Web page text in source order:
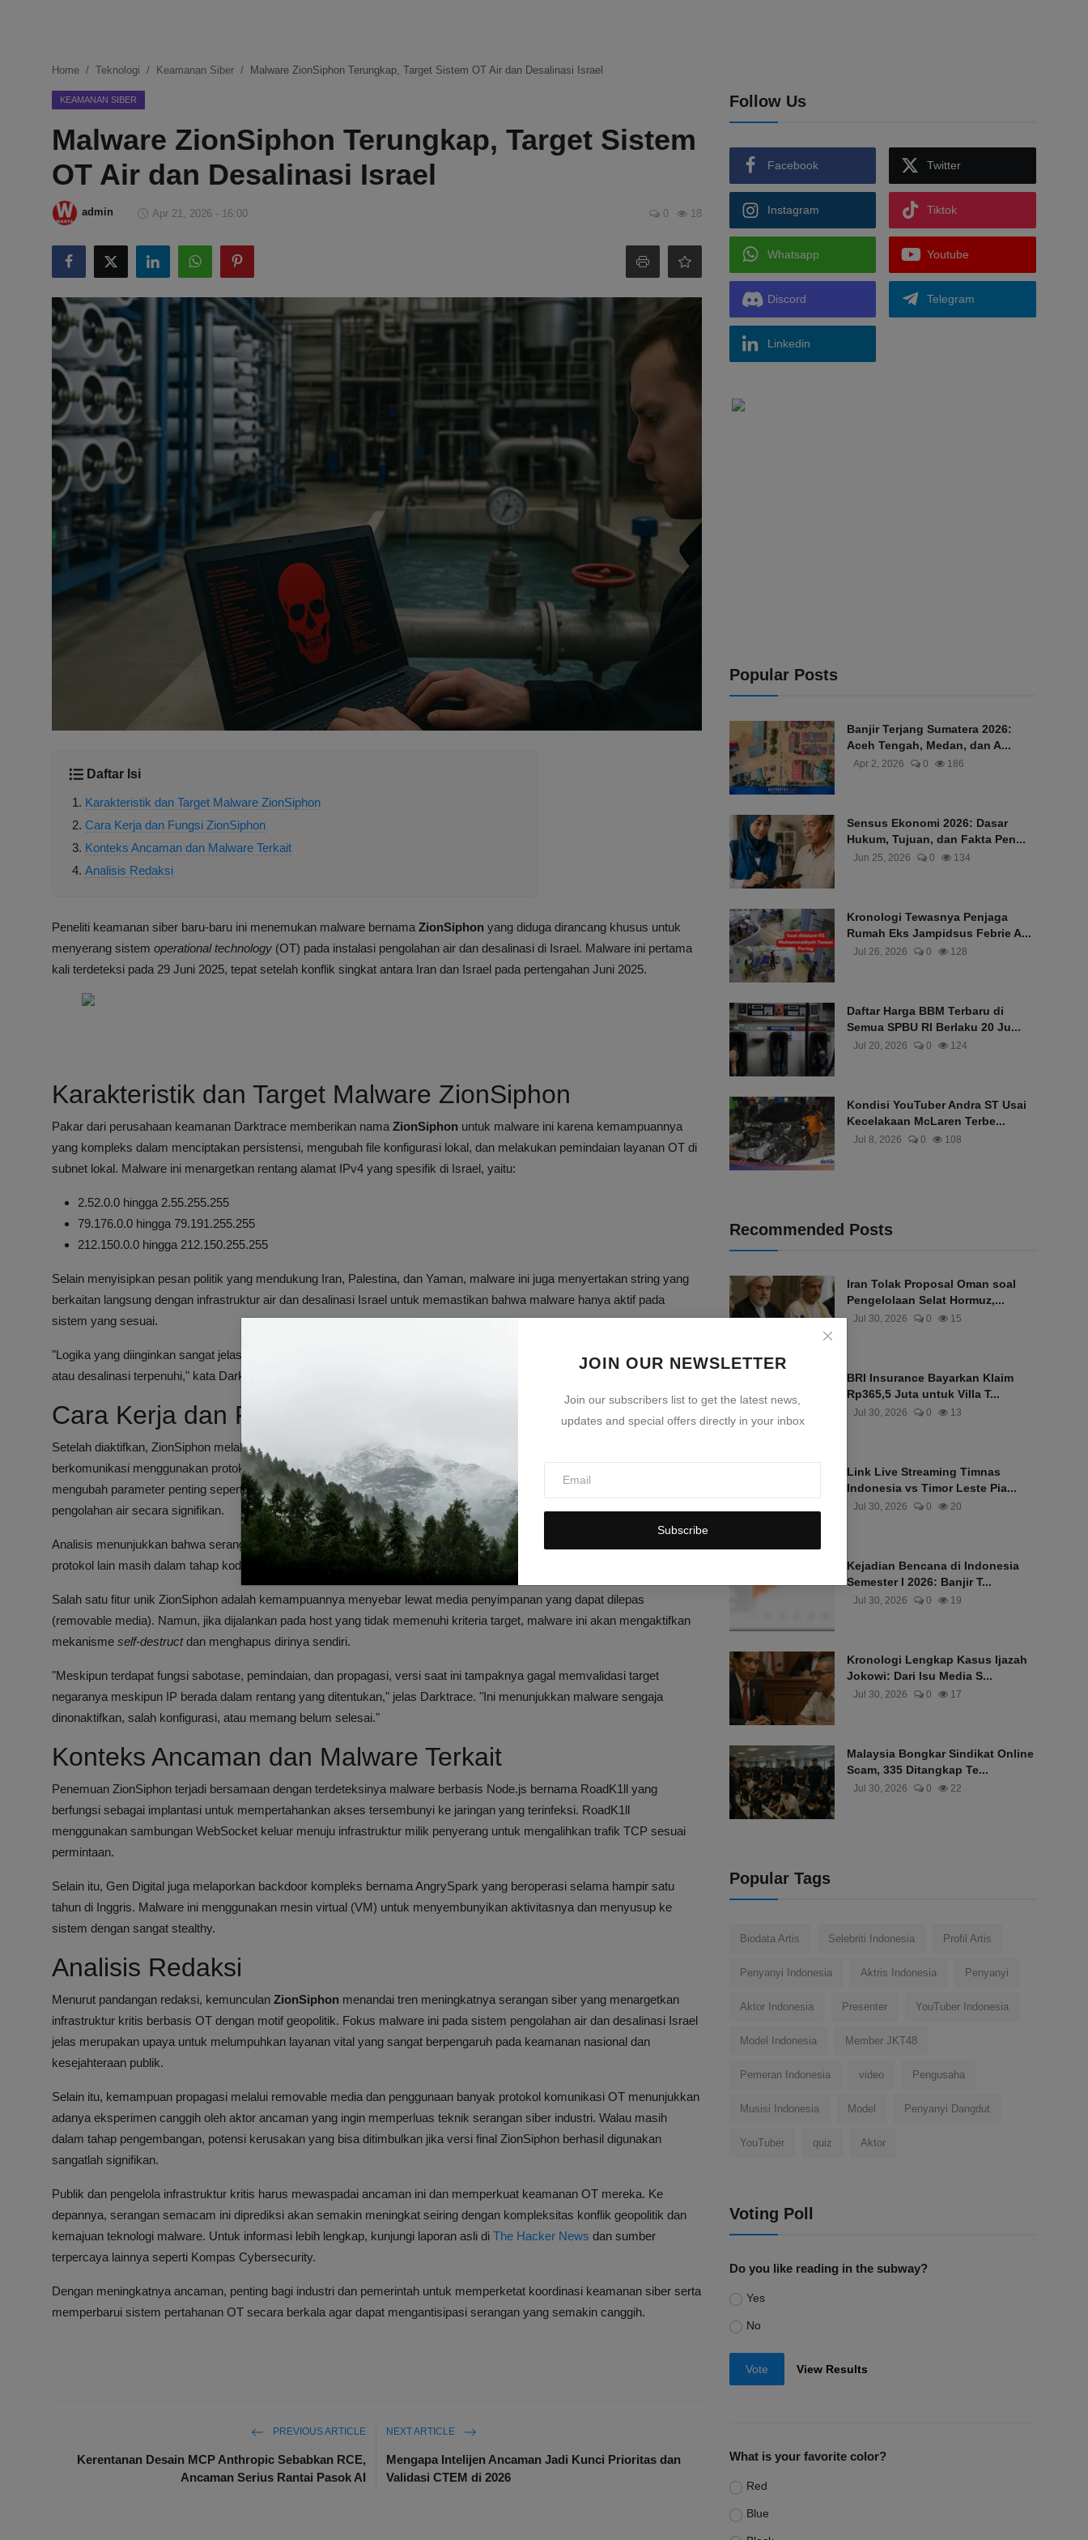
Ekonomi
Internasional
Teknologi
Hiburan
Kesehatan
JOIN OUR NEWSLETTER
Join our subscribers list to get the latest news,
updates and special offers directly in your inbox
Subscribe
Home Teknologi Keamanan Siber Malware ZionSiphon Terungkap, Target Sistem OT Air dan Desalinasi Israel
KEAMANAN SIBER
Malware ZionSiphon Terungkap, Target Sistem
OT Air dan Desalinasi Israel
admin Apr 21, 2026 - 16:00 0 18
Daftar Isi
Karakteristik dan Target Malware ZionSiphon
Cara Kerja dan Fungsi ZionSiphon
Konteks Ancaman dan Malware Terkait
Analisis Redaksi
Peneliti keamanan siber baru-baru ini menemukan malware bernama ZionSiphon yang diduga dirancang khusus untuk
menyerang sistem operational technology (OT) pada instalasi pengolahan air dan desalinasi di Israel. Malware ini pertama
kali terdeteksi pada 29 Juni 2025, tepat setelah konflik singkat antara Iran dan Israel pada pertengahan Juni 2025.
Karakteristik dan Target Malware ZionSiphon
Pakar dari perusahaan keamanan Darktrace memberikan nama ZionSiphon untuk malware ini karena kemampuannya
yang kompleks dalam menciptakan persistensi, mengubah file konfigurasi lokal, dan melakukan pemindaian layanan OT di
subnet lokal. Malware ini menargetkan rentang alamat IPv4 yang spesifik di Israel, yaitu:
2.52.0.0 hingga 2.55.255.255
79.176.0.0 hingga 79.191.255.255
212.150.0.0 hingga 212.150.255.255
Selain menyisipkan pesan politik yang mendukung Iran, Palestina, dan Yaman, malware ini juga menyertakan string yang
berkaitan langsung dengan infrastruktur air dan desalinasi Israel untuk memastikan bahwa malware hanya aktif pada
sistem yang sesuai.
"Logika yang diinginkan sangat jelas: payload hanya aktif ketika kondisi geografis dan lingkungan terkait pengolahan air
atau desalinasi terpenuhi," kata Darktrace.
Cara Kerja dan Fungsi ZionSiphon
Setelah diaktifkan, ZionSiphon melakukan identifikasi dan pemindaian perangkat di subnet lokal. Malware mencoba
berkomunikasi menggunakan protokol Modbus, DNP3, dan S7comm yang umum digunakan dalam sistem industri. Ia juga
mengubah parameter penting seperti dosis klorin dan tekanan pada konfigurasi lokal, yang dapat mengganggu operasi
pengolahan air secara signifikan.
Analisis menunjukkan bahwa serangan yang berbasis Modbus merupakan yang paling berkembang, sementara dua
protokol lain masih dalam tahap kode yang belum selesai, menandakan malware ini masih dalam pengembangan.
Salah satu fitur unik ZionSiphon adalah kemampuannya menyebar lewat media penyimpanan yang dapat dilepas
(removable media). Namun, jika dijalankan pada host yang tidak memenuhi kriteria target, malware ini akan mengaktifkan
mekanisme self-destructdan menghapus dirinya sendiri.
"Meskipun terdapat fungsi sabotase, pemindaian, dan propagasi, versi saat ini tampaknya gagal memvalidasi target
negaranya meskipun IP berada dalam rentang yang ditentukan," jelas Darktrace. "Ini menunjukkan malware sengaja
dinonaktifkan, salah konfigurasi, atau memang belum selesai."
Konteks Ancaman dan Malware Terkait
Penemuan ZionSiphon terjadi bersamaan dengan terdeteksinya malware berbasis Node.js bernama RoadK1ll yang
berfungsi sebagai implantasi untuk mempertahankan akses tersembunyi ke jaringan yang terinfeksi. RoadK1ll
menggunakan sambungan WebSocket keluar menuju infrastruktur milik penyerang untuk mengalihkan trafik TCP sesuai
permintaan.
Selain itu, Gen Digital juga melaporkan backdoor kompleks bernama AngrySpark yang beroperasi selama hampir satu
tahun di Inggris. Malware ini menggunakan mesin virtual (VM) untuk menyembunyikan aktivitasnya dan menyusup ke
sistem dengan sangat stealthy.
Analisis Redaksi
Menurut pandangan redaksi, kemunculan ZionSiphon menandai tren meningkatnya serangan siber yang menargetkan
infrastruktur kritis berbasis OT dengan motif geopolitik. Fokus malware ini pada sistem pengolahan air dan desalinasi Israel
jelas merupakan upaya untuk melumpuhkan layanan vital yang sangat berpengaruh pada keamanan nasional dan
kesejahteraan publik.
Selain itu, kemampuan propagasi melalui removable media dan penggunaan banyak protokol komunikasi OT menunjukkan
adanya eksperimen canggih oleh aktor ancaman yang ingin memperluas teknik serangan siber industri. Walau masih
dalam tahap pengembangan, potensi kerusakan yang bisa ditimbulkan jika versi final ZionSiphon berhasil digunakan
sangatlah signifikan.
Publik dan pengelola infrastruktur kritis harus mewaspadai ancaman ini dan memperkuat keamanan OT mereka. Ke
depannya, serangan semacam ini diprediksi akan semakin meningkat seiring dengan kompleksitas konflik geopolitik dan
kemajuan teknologi malware. Untuk informasi lebih lengkap, kunjungi laporan asli di The Hacker News dan sumber
terpercaya lainnya seperti Kompas Cybersecurity.
Dengan meningkatnya ancaman, penting bagi industri dan pemerintah untuk memperketat koordinasi keamanan siber serta
memperbarui sistem pertahanan OT secara berkala agar dapat mengantisipasi serangan yang semakin canggih.
PREVIOUS ARTICLE
Kerentanan Desain MCP Anthropic Sebabkan RCE,
Ancaman Serius Rantai Pasok AI
NEXT ARTICLE
Mengapa Intelijen Ancaman Jadi Kunci Prioritas dan
Validasi CTEM di 2026
Follow Us
Facebook Twitter
Instagram Tiktok
Whatsapp Youtube
Discord Telegram
Linkedin
Popular Posts
Banjir Terjang Sumatera 2026:
Aceh Tengah, Medan, dan A...
Apr 2, 2026 0 186
Sensus Ekonomi 2026: Dasar
Hukum, Tujuan, dan Fakta Pen...
Jun 25, 2026 0 134
Kronologi Tewasnya Penjaga
Rumah Eks Jampidsus Febrie A...
Jul 26, 2026 0 128
Daftar Harga BBM Terbaru di
Semua SPBU RI Berlaku 20 Ju...
Jul 20, 2026 0 124
Kondisi YouTuber Andra ST Usai
Kecelakaan McLaren Terbe...
Jul 8, 2026 0 108
Recommended Posts
Iran Tolak Proposal Oman soal
Pengelolaan Selat Hormuz,...
Jul 30, 2026 0 15
BRI Insurance Bayarkan Klaim
Rp365,5 Juta untuk Villa T...
Jul 30, 2026 0 13
Link Live Streaming Timnas
Indonesia vs Timor Leste Pia...
Jul 30, 2026 0 20
Kejadian Bencana di Indonesia
Semester I 2026: Banjir T...
Jul 30, 2026 0 19
Kronologi Lengkap Kasus Ijazah
Jokowi: Dari Isu Media S...
Jul 30, 2026 0 17
Malaysia Bongkar Sindikat Online
Scam, 335 Ditangkap Te...
Jul 30, 2026 0 22
Popular Tags
Biodata Artis Selebriti Indonesia Profil Artis
Penyanyi Indonesia Aktris Indonesia Penyanyi
Aktor Indonesia Presenter YouTuber Indonesia
Model Indonesia Member JKT48
Pemeran Indonesia video Pengusaha
Musisi Indonesia Model Penyanyi Dangdut
YouTuber quiz Aktor
Voting Poll
Do you like reading in the subway?
Yes
No
Vote View Results
What is your favorite color?
Red
Blue